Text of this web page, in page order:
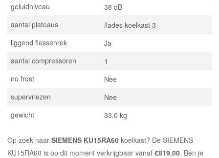
geluidniveau
38 dB
aantal plateaus
/lades koelkast 3
liggend flessenrek
Ja
aantal compressoren
1
no frost
Nee
supervriezen
Nee
gewicht
33,0 kg
Op zoek naar SIEMENS KU15RA60 koelkast? De SIEMENS
KU15RA60 is op dit moment verkrijgbaar vanaf €819.00. Ben je